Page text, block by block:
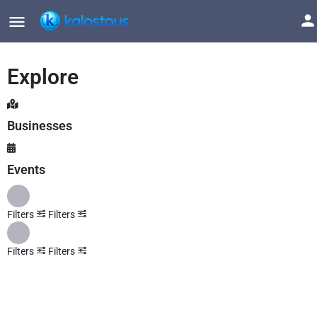
Explore
Businesses
Events
Filters Filters
Filters Filters